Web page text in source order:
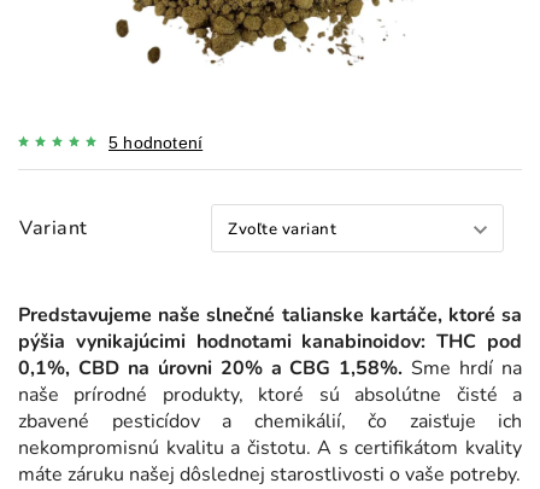
5 hodnotení
Variant
Predstavujeme naše slnečné talianske kartáče, ktoré sa
pýšia vynikajúcimi hodnotami kanabinoidov: THC pod
0,1%, CBD na úrovni 20% a CBG 1,58%. Sme hrdí na
naše prírodné produkty, ktoré sú absolútne čisté a
zbavené pesticídov a chemikálií, čo zaisťuje ich
nekompromisnú kvalitu a čistotu. A s certifikátom kvality
máte záruku našej dôslednej starostlivosti o vaše potreby.